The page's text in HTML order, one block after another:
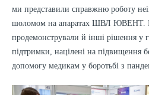
ми представили справжню роботу
шоломом на апаратах ШВЛ ЮВЕНТ.
продемонстрували й інші рішення у
підтримки, націлені на підвищення
допомогу медикам у боротьбі з